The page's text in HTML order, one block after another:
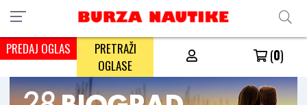
PREDAJ OGLAS
PRETRAŽI
OGLASE
(0)